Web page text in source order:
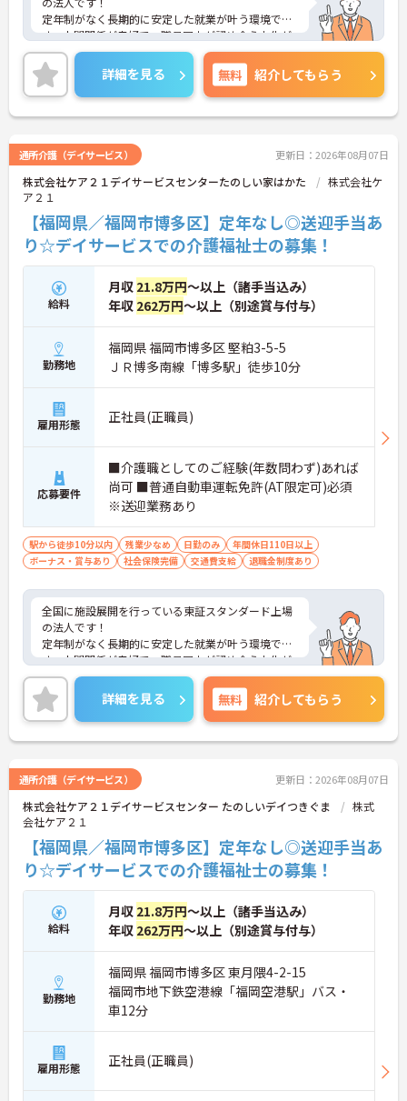
定年制がなく長期的に安定した就業が叶う環境で
す。人間関係が良好で、職員同士が認め合う文化が
根付いています。
ご興味のある方には、面接対策ポイントなど、さら
に詳細をご案内しますのでお気軽にご相談くださ
い！
詳細を見る 無料 紹介してもらう
通所介護（デイサービス） 更新日：2026年08月07日
株式会社ケア２１デイサービスセンターたのしい家はかた
株式会社ケ
ア２１
【福岡県／福岡市博多区】定年なし◎送迎手当あ
り☆デイサービスでの介護福祉士の募集！
給料
月収 21.8万円～以上（諸手当込み）
年収 262万円～以上（別途賞与付与）
勤務地
福岡県 福岡市博多区 堅粕3-5-5
ＪＲ博多南線「博多駅」徒歩10分
雇用形態 正社員(正職員)
応募要件
■介護職としてのご経験(年数問わず)あれば
尚可 ■普通自動車運転免許(AT限定可)必須
※送迎業務あり
駅から徒歩10分以内 残業少なめ 日勤のみ
年間休日110日以上
ボーナス・賞与あり
社会保険完備 交通費支給 退職金制度あり
全国に施設展開を行っている東証スタンダード上場
の法人です！
定年制がなく長期的に安定した就業が叶う環境で
す。人間関係が良好で、職員同士が認め合う文化が
根付いています。
ご興味のある方には、面接対策ポイントなど、さら
に詳細をご案内しますのでお気軽にご相談くださ
い！
詳細を見る 無料 紹介してもらう
通所介護（デイサービス） 更新日：2026年08月07日
株式会社ケア２１デイサービスセンター たのしいデイつきぐま
株式
会社ケア２１
【福岡県／福岡市博多区】定年なし◎送迎手当あ
り☆デイサービスでの介護福祉士の募集！
給料
月収 21.8万円～以上（諸手当込み）
年収 262万円～以上（別途賞与付与）
勤務地
福岡県 福岡市博多区 東月隈4-2-15
福岡市地下鉄空港線「福岡空港駅」バス・
車12分
雇用形態 正社員(正職員)